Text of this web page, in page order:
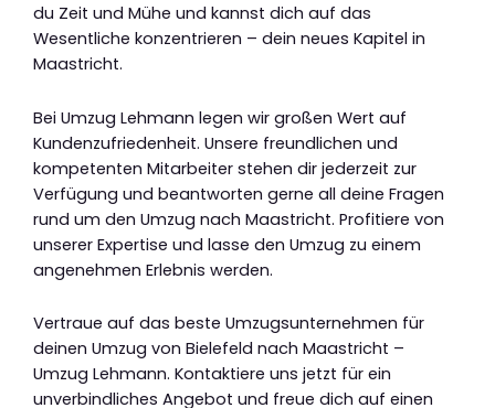
du Zeit und Mühe und kannst dich auf das
Wesentliche konzentrieren – dein neues Kapitel in
Maastricht.
Bei Umzug Lehmann legen wir großen Wert auf
Kundenzufriedenheit. Unsere freundlichen und
kompetenten Mitarbeiter stehen dir jederzeit zur
Verfügung und beantworten gerne all deine Fragen
rund um den Umzug nach Maastricht. Profitiere von
unserer Expertise und lasse den Umzug zu einem
angenehmen Erlebnis werden.
Vertraue auf das beste Umzugsunternehmen für
deinen Umzug von Bielefeld nach Maastricht –
Umzug Lehmann. Kontaktiere uns jetzt für ein
unverbindliches Angebot und freue dich auf einen